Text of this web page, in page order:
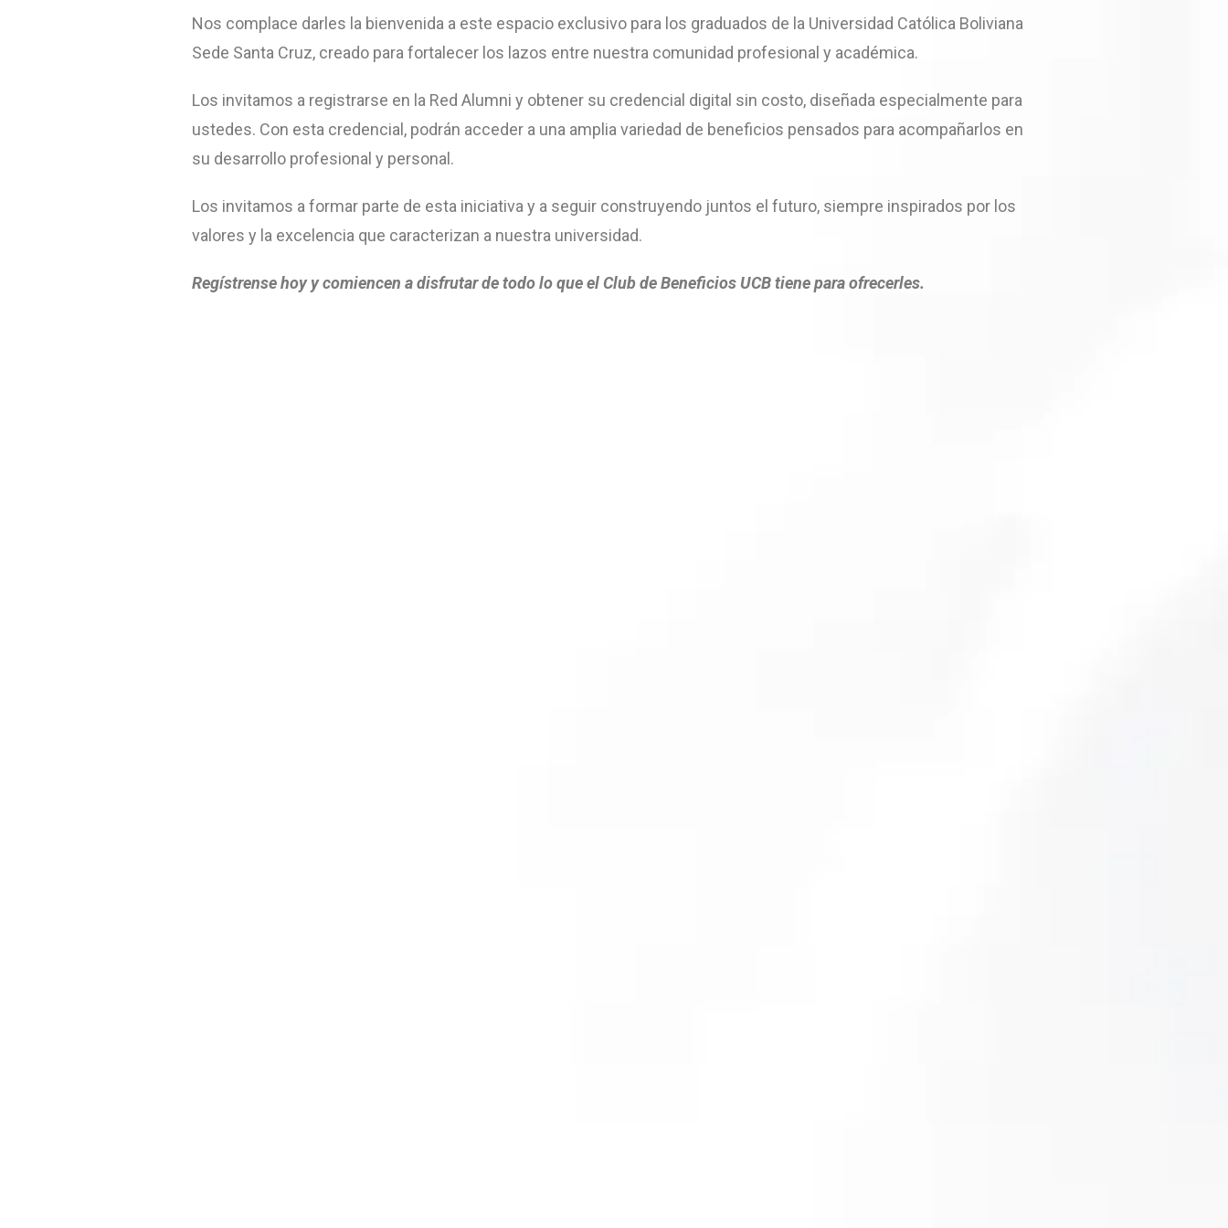
Nos complace darles la bienvenida a este espacio exclusivo para los graduados de la Universidad Católica Boliviana
Sede Santa Cruz, creado para fortalecer los lazos entre nuestra comunidad profesional y académica.
Los invitamos a registrarse en la Red Alumni y obtener su credencial digital sin costo, diseñada especialmente para
ustedes. Con esta credencial, podrán acceder a una amplia variedad de beneficios pensados para acompañarlos en
su desarrollo profesional y personal.
Los invitamos a formar parte de esta iniciativa y a seguir construyendo juntos el futuro, siempre inspirados por los
valores y la excelencia que caracterizan a nuestra universidad.
Regístrense hoy y comiencen a disfrutar de todo lo que el Club de Beneficios UCB tiene para ofrecerles.